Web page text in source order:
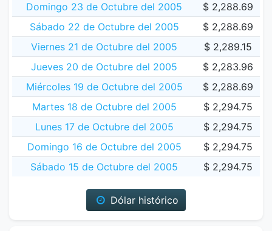
Domingo 23 de Octubre del 2005
$ 2,288.69
Sábado 22 de Octubre del 2005
$ 2,288.69
Viernes 21 de Octubre del 2005
$ 2,289.15
Jueves 20 de Octubre del 2005
$ 2,283.96
Miércoles 19 de Octubre del 2005
$ 2,288.69
Martes 18 de Octubre del 2005
$ 2,294.75
Lunes 17 de Octubre del 2005
$ 2,294.75
Domingo 16 de Octubre del 2005
$ 2,294.75
Sábado 15 de Octubre del 2005
$ 2,294.75
Dólar histórico